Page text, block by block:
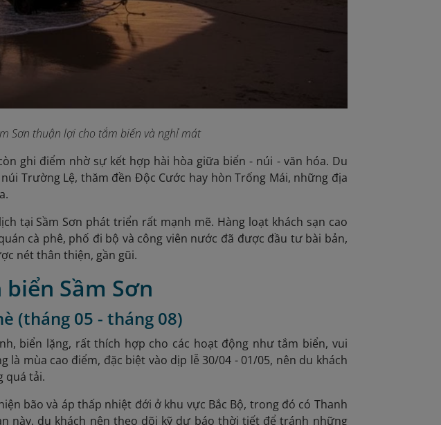
Sơn thuận lợi cho tắm biển và nghỉ mát
ghi điểm nhờ sự kết hợp hài hòa giữa biển - núi - văn hóa. Du
Trường Lệ, thăm đền Độc Cước hay hòn Trống Mái, những địa
tại Sầm Sơn phát triển rất mạnh mẽ. Hàng loạt khách sạn cao
cà phê, phố đi bộ và công viên nước đã được đầu tư bài bản,
nét thân thiện, gần gũi.
Sầm Sơn
(tháng 05 - tháng 08)
biển lặng, rất thích hợp cho các hoạt động như tắm biển, vui
là mùa cao điểm, đặc biệt vào dịp lễ 30/04 - 01/05, nên du khách
quá tải.
bão và áp thấp nhiệt đới ở khu vực Bắc Bộ, trong đó có Thanh
này, du khách nên theo dõi kỹ dự báo thời tiết để tránh những